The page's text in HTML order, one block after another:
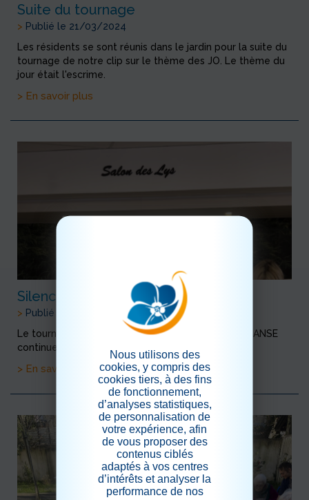
Suite du tournage
> Publié le 21/03/2024
Les résidents se sont réunis dans le jardin pour la suite du
tournage de notre clip sur le thème des JO. Le thème du
jour était l'escrime.
> En savoir plus
Silence on tourne!
> Publié le 20/03/2024
Le tournage de notre clip pour le concours EHPA’DANSE
continue. Nous avons tourné la séance «judo ».
> En savoir plus
Nous utilisons des
cookies, y compris des
cookies tiers, à des fins
de fonctionnement,
d’analyses statistiques,
de personnalisation de
votre expérience, afin
de vous proposer des
contenus ciblés
adaptés à vos centres
d’intérêts et analyser la
performance de nos